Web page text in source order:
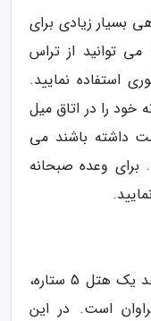
بسیار زیادی برای
توانید از تراس
استفاده نمایید.
خود را در اتاق میل
داشته باشند می
برای وعده صبحانه
رستوران مازلو: منوی این رستوران در حد یک هتل 5 ستاره،
است. در این